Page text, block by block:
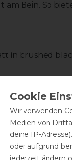
am Bein. So
in brushed
Wir verwenden
Medien von
deine IP-
oder aufgrund
jederzeit ändern